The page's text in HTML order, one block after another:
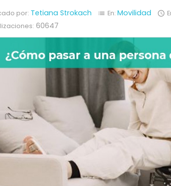
por: Tetiana Strokach list En: Movilidad 
60647